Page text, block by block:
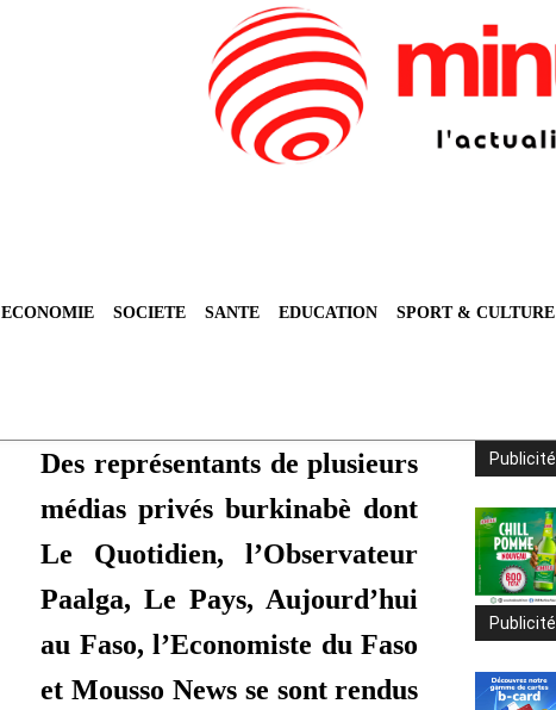
ECONOMIE SOCIETE SANTE EDUCATION SPORT & CULTURE
Des représentants de plusieurs
médias privés burkinabè dont
Le Quotidien, l’Observateur
Paalga, Le Pays, Aujourd’hui
au Faso, l’Economiste du Faso
et Mousso News se sont rendus
Publicité
Publicité